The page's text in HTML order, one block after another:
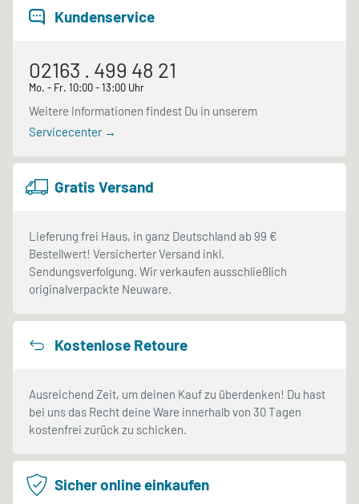
Kundenservice
02163 . 499 48 21
Mo. - Fr. 10:00 - 13:00 Uhr
Weitere Informationen findest Du in unserem
Servicecenter →
Gratis Versand
Lieferung frei Haus, in ganz Deutschland ab 99 €
Bestellwert! Versicherter Versand inkl.
Sendungsverfolgung. Wir verkaufen ausschließlich
originalverpackte Neuware.
Kostenlose Retoure
Ausreichend Zeit, um deinen Kauf zu überdenken! Du hast
bei uns das Recht deine Ware innerhalb von 30 Tagen
kostenfrei zurück zu schicken.
Sicher online einkaufen